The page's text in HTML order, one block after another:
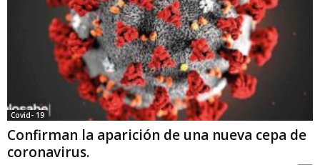
Covid- 19
Confirman la aparición de una nueva cepa de
coronavirus.